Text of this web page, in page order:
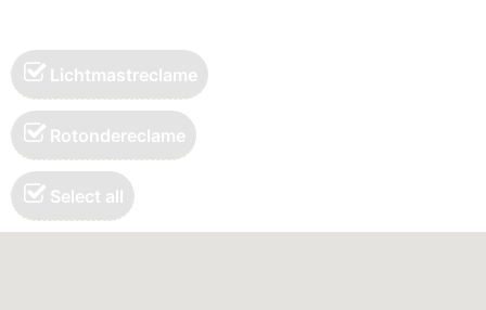
Lichtmastreclame
Rotondereclame
Select all